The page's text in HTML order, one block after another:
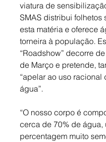
viatura de
SMAS distribui folhetos
esta matéria e oferece
torneira à população.
“Roadshow” decorre
de Março e pretende,
“apelar ao uso racional
água”.
“O nosso corpo é
cerca de 70% de água,
percentagem muito